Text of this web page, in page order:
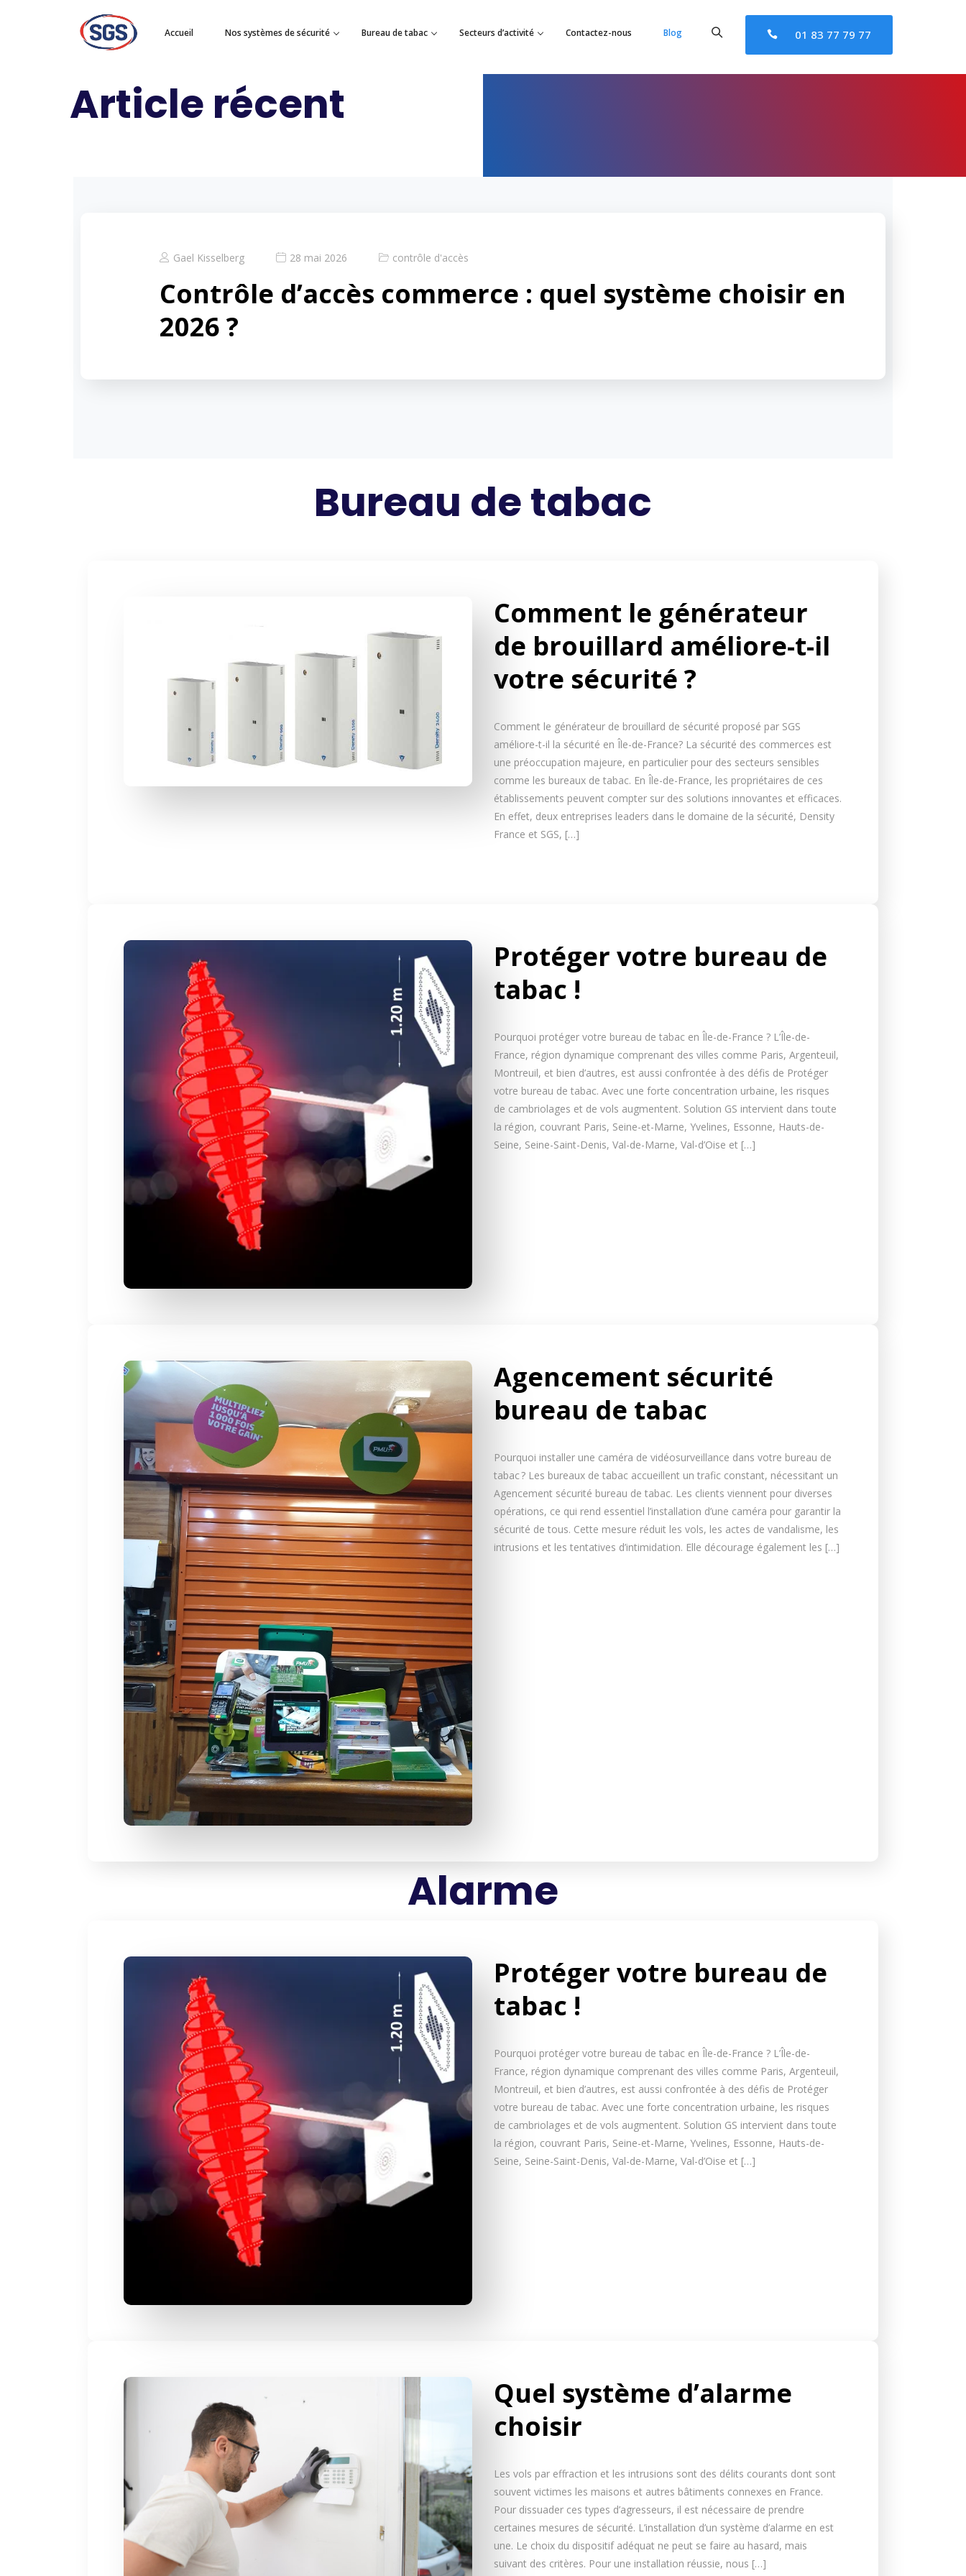
01 83 77 79 77
Accueil Nos systèmes de sécurité Bureau de tabac Secteurs d’activité Contactez-nous Blog
Article récent
Gael Kisselberg 28 mai 2026 contrôle d'accès
Contrôle d’accès commerce : quel système choisir en
2026 ?
Bureau de tabac
Comment le générateur
de brouillard améliore-t-il
votre sécurité ?
Comment le générateur de brouillard de sécurité proposé par SGS
améliore-t-il la sécurité en Île-de-France? La sécurité des commerces est
une préoccupation majeure, en particulier pour des secteurs sensibles
comme les bureaux de tabac. En Île-de-France, les propriétaires de ces
établissements peuvent compter sur des solutions innovantes et efficaces.
En effet, deux entreprises leaders dans le domaine de la sécurité, Density
France et SGS, […]
Protéger votre bureau de
tabac !
Pourquoi protéger votre bureau de tabac en Île-de-France ? L’Île-de-
France, région dynamique comprenant des villes comme Paris, Argenteuil,
Montreuil, et bien d’autres, est aussi confrontée à des défis de Protéger
votre bureau de tabac. Avec une forte concentration urbaine, les risques
de cambriolages et de vols augmentent. Solution GS intervient dans toute
la région, couvrant Paris, Seine-et-Marne, Yvelines, Essonne, Hauts-de-
Seine, Seine-Saint-Denis, Val-de-Marne, Val-d’Oise et […]
Agencement sécurité
bureau de tabac
Pourquoi installer une caméra de vidéosurveillance dans votre bureau de
tabac ? Les bureaux de tabac accueillent un trafic constant, nécessitant un
Agencement sécurité bureau de tabac. Les clients viennent pour diverses
opérations, ce qui rend essentiel l’installation d’une caméra pour garantir la
sécurité de tous. Cette mesure réduit les vols, les actes de vandalisme, les
intrusions et les tentatives d’intimidation. Elle décourage également les […]
Alarme
Protéger votre bureau de
tabac !
Pourquoi protéger votre bureau de tabac en Île-de-France ? L’Île-de-
France, région dynamique comprenant des villes comme Paris, Argenteuil,
Montreuil, et bien d’autres, est aussi confrontée à des défis de Protéger
votre bureau de tabac. Avec une forte concentration urbaine, les risques
de cambriolages et de vols augmentent. Solution GS intervient dans toute
la région, couvrant Paris, Seine-et-Marne, Yvelines, Essonne, Hauts-de-
Seine, Seine-Saint-Denis, Val-de-Marne, Val-d’Oise et […]
Quel système d’alarme
choisir
Les vols par effraction et les intrusions sont des délits courants dont sont
souvent victimes les maisons et autres bâtiments connexes en France.
Pour dissuader ces types d’agresseurs, il est nécessaire de prendre
certaines mesures de sécurité. L’installation d’un système d’alarme en est
une. Le choix du dispositif adéquat ne peut se faire au hasard, mais
suivant des critères. Pour une installation réussie, nous […]